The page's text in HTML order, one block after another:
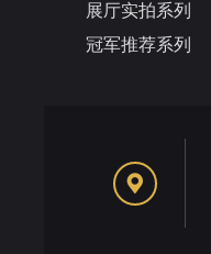
展厅实拍系列
冠军推荐系列